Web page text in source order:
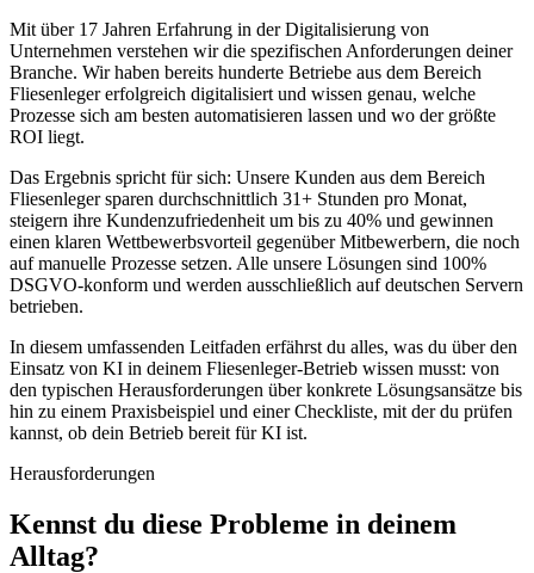
Mit über 17 Jahren Erfahrung in der Digitalisierung von
Unternehmen verstehen wir die spezifischen Anforderungen deiner
Branche. Wir haben bereits hunderte Betriebe aus dem Bereich
Fliesenlegererfolgreich digitalisiert und wissen genau, welche
Prozesse sich am besten automatisieren lassen und wo der größte
ROI liegt.
Das Ergebnis spricht für sich: Unsere Kunden aus dem Bereich
Fliesenlegersparen durchschnittlich 31+ Stunden pro Monat,
steigern ihre Kundenzufriedenheit um bis zu 40% und gewinnen
einen klaren Wettbewerbsvorteil gegenüber Mitbewerbern, die noch
auf manuelle Prozesse setzen. Alle unsere Lösungen sind 100%
DSGVO-konform und werden ausschließlich auf deutschen Servern
betrieben.
In diesem umfassenden Leitfaden erfährst du alles, was du über den
Einsatz von KI in deinem Fliesenleger-Betrieb wissen musst: von
den typischen Herausforderungen über konkrete Lösungsansätze bis
hin zu einem Praxisbeispiel und einer Checkliste, mit der du prüfen
kannst, ob dein Betrieb bereit für KI ist.
Herausforderungen
Kennst du diese Probleme in deinem
Alltag?